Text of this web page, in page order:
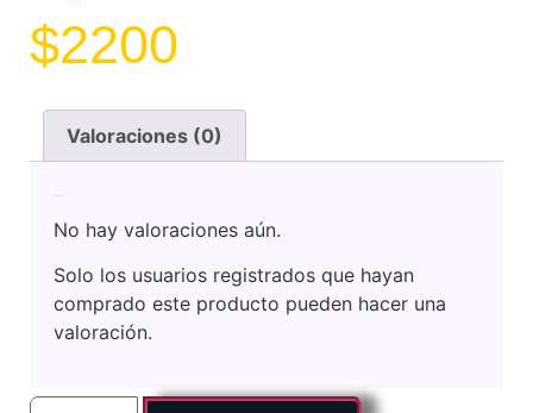
$2200
Valoraciones (0)
No hay valoraciones aún.
Solo los usuarios registrados que hayan
comprado este producto pueden hacer una
valoración.